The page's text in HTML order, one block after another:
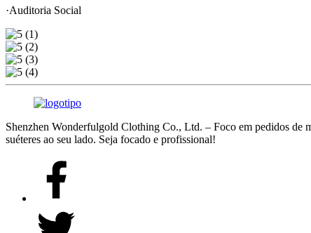
·Auditoria Social
Shenzhen Wonderfulgold Clothing Co., Ltd. – Foco em pedidos de
suéteres ao seu lado. Seja focado e profissional!